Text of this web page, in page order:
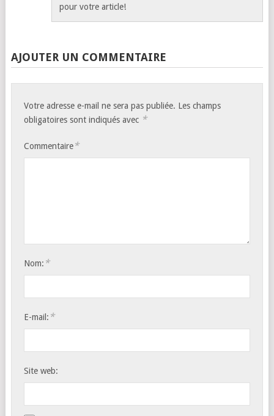
pour votre article!
AJOUTER UN COMMENTAIRE
Votre adresse e-mail ne sera pas publiée. Les champs
obligatoires sont indiqués avec *
Commentaire*
Nom: *
E-mail: *
Site web: